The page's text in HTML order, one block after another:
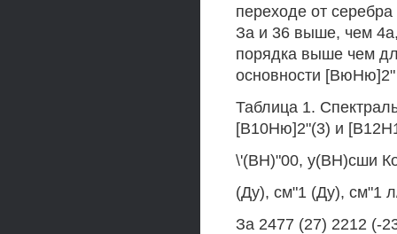
переходе от
За и 36 выше, чем
порядка выше чем
основности
Таблица 1.
[В10Ню]2"(3) и
\'(ВН)"00, у(ВН)сши
(Ду), см"1 (Ду), см"1
За 2477 (27) 2212 (-